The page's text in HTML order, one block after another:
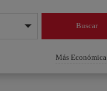
Buscar
Más Económica